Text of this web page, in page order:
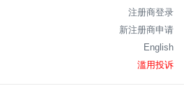
注册商登录
新注册商申请
English
滥用投诉